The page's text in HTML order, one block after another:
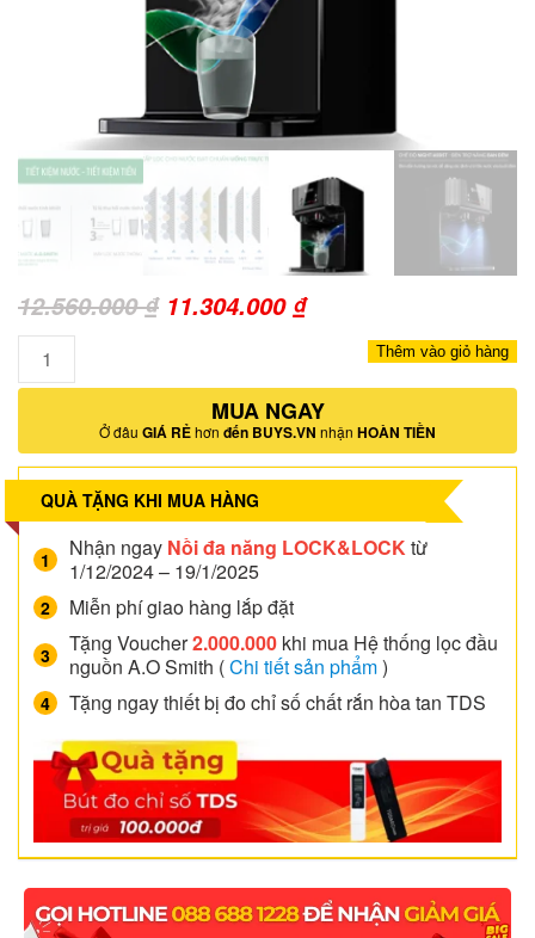
12.560.000₫ Giá
12.560.000 ₫.
11.304.000 ₫Giá
là:
11.304.000 ₫.
lượng
Thêm vào giỏ hàng
MUA NGAY
Ở đâu GIÁ RẺhơn đến BUYS.VN nhận HOÀN TIỀN
QUÀ TẶNG KHI MUA HÀNG
Nhận ngay Nồi đa năng LOCK&LOCK từ
1/12/2024 – 19/1/2025
Miễn phí giao hàng lắp đặt
Tặng Voucher2.000.000 khi mua Hệ thống lọc đầu
nguồn A.O Smith (Chi tiết sản phẩm)
Tặng ngay thiết bị đo chỉ số chất rắn hòa tan TDS